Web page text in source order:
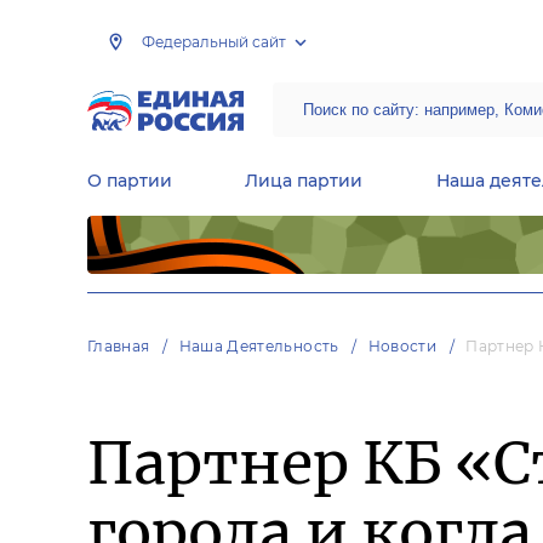
Федеральный сайт
О партии Лица партии Наша
Главная Наша Деятельность Новости Партнер
Партнер КБ